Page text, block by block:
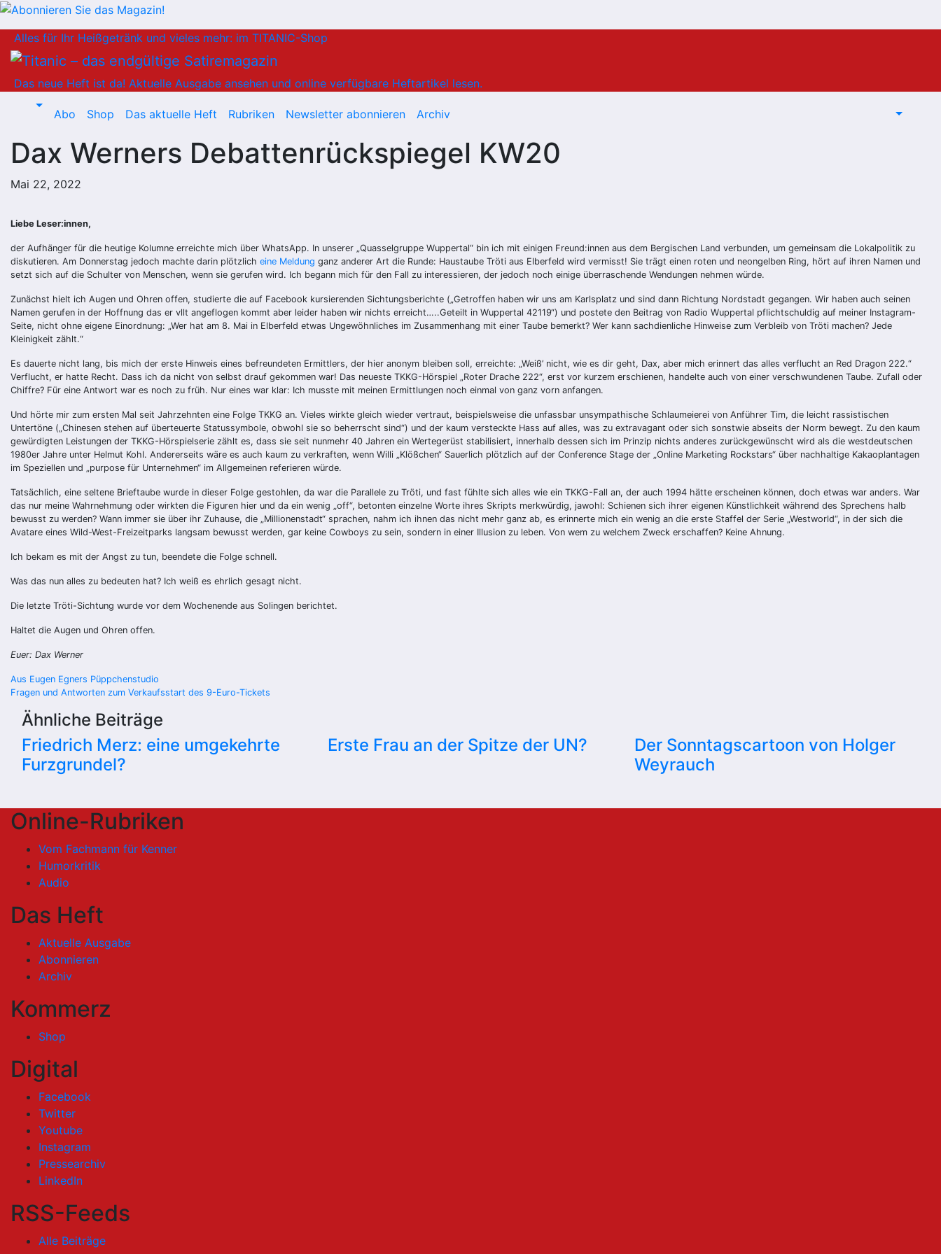
Inhalt
springen
Alles für Ihr Heißgetränk und vieles mehr: im TITANIC-Shop
Das neue Heft ist da! Aktuelle Ausgabe ansehen und online verfügbare Heftartikel lesen.
Abo Shop Das aktuelle Heft Rubriken Newsletter abonnieren Archiv
Dax Werners Debattenrückspiegel KW20
Mai 22, 2022
Liebe Leser:innen,
der Aufhänger für die heutige Kolumne erreichte mich über WhatsApp. In unserer „Quasselgruppe Wuppertal“ bin ich mit einigen Freund:innen aus dem Bergischen Land verbunden, um gemeinsam die Lokalpolitik zu
diskutieren. Am Donnerstag jedoch machte darin plötzlich eine Meldung ganz anderer Art die Runde: Haustaube Tröti aus Elberfeld wird vermisst! Sie trägt einen roten und neongelben Ring, hört auf ihren Namen und
setzt sich auf die Schulter von Menschen, wenn sie gerufen wird. Ich begann mich für den Fall zu interessieren, der jedoch noch einige überraschende Wendungen nehmen würde.
Zunächst hielt ich Augen und Ohren offen, studierte die auf Facebook kursierenden Sichtungsberichte („Getroffen haben wir uns am Karlsplatz und sind dann Richtung Nordstadt gegangen. Wir haben auch seinen
Namen gerufen in der Hoffnung das er vllt angeflogen kommt aber leider haben wir nichts erreicht…..Geteilt in Wuppertal 42119“) und postete den Beitrag von Radio Wuppertal pflichtschuldig auf meiner Instagram-
Seite, nicht ohne eigene Einordnung: „Wer hat am 8. Mai in Elberfeld etwas Ungewöhnliches im Zusammenhang mit einer Taube bemerkt? Wer kann sachdienliche Hinweise zum Verbleib von Tröti machen? Jede
Kleinigkeit zählt.“
Es dauerte nicht lang, bis mich der erste Hinweis eines befreundeten Ermittlers, der hier anonym bleiben soll, erreichte: „Weiß’ nicht, wie es dir geht, Dax, aber mich erinnert das alles verflucht an Red Dragon 222.“
Verflucht, er hatte Recht. Dass ich da nicht von selbst drauf gekommen war! Das neueste TKKG-Hörspiel „Roter Drache 222“, erst vor kurzem erschienen, handelte auch von einer verschwundenen Taube. Zufall oder
Chiffre? Für eine Antwort war es noch zu früh. Nur eines war klar: Ich musste mit meinen Ermittlungen noch einmal von ganz vorn anfangen.
Und hörte mir zum ersten Mal seit Jahrzehnten eine Folge TKKG an. Vieles wirkte gleich wieder vertraut, beispielsweise die unfassbar unsympathische Schlaumeierei von Anführer Tim, die leicht rassistischen
Untertöne („Chinesen stehen auf überteuerte Statussymbole, obwohl sie so beherrscht sind“) und der kaum versteckte Hass auf alles, was zu extravagant oder sich sonstwie abseits der Norm bewegt. Zu den kaum
gewürdigten Leistungen der TKKG-Hörspielserie zählt es, dass sie seit nunmehr 40 Jahren ein Wertegerüst stabilisiert, innerhalb dessen sich im Prinzip nichts anderes zurückgewünscht wird als die westdeutschen
1980er Jahre unter Helmut Kohl. Andererseits wäre es auch kaum zu verkraften, wenn Willi „Klößchen“ Sauerlich plötzlich auf der Conference Stage der „Online Marketing Rockstars“ über nachhaltige Kakaoplantagen
im Speziellen und „purpose für Unternehmen“ im Allgemeinen referieren würde.
Tatsächlich, eine seltene Brieftaube wurde in dieser Folge gestohlen, da war die Parallele zu Tröti, und fast fühlte sich alles wie ein TKKG-Fall an, der auch 1994 hätte erscheinen können, doch etwas war anders. War
das nur meine Wahrnehmung oder wirkten die Figuren hier und da ein wenig „off“, betonten einzelne Worte ihres Skripts merkwürdig, jawohl: Schienen sich ihrer eigenen Künstlichkeit während des Sprechens halb
bewusst zu werden? Wann immer sie über ihr Zuhause, die „Millionenstadt“ sprachen, nahm ich ihnen das nicht mehr ganz ab, es erinnerte mich ein wenig an die erste Staffel der Serie „Westworld“, in der sich die
Avatare eines Wild-West-Freizeitparks langsam bewusst werden, gar keine Cowboys zu sein, sondern in einer Illusion zu leben. Von wem zu welchem Zweck erschaffen? Keine Ahnung.
Ich bekam es mit der Angst zu tun, beendete die Folge schnell.
Was das nun alles zu bedeuten hat? Ich weiß es ehrlich gesagt nicht.
Die letzte Tröti-Sichtung wurde vor dem Wochenende aus Solingen berichtet.
Haltet die Augen und Ohren offen.
Euer: Dax Werner
Beitragsnavigation
Aus Eugen Egners Püppchenstudio
Fragen und Antworten zum Verkaufsstart des 9-Euro-Tickets
Ähnliche Beiträge
Friedrich Merz: eine umgekehrte
Furzgrundel?
Erste Frau an der Spitze der UN?
Der Sonntagscartoon von Holger
Weyrauch
Online-Rubriken
Vom Fachmann für Kenner
Humorkritik
Audio
Das Heft
Aktuelle Ausgabe
Abonnieren
Archiv
Kommerz
Shop
Digital
Facebook
Twitter
Youtube
Instagram
Pressearchiv
LinkedIn
RSS-Feeds
Alle Beiträge